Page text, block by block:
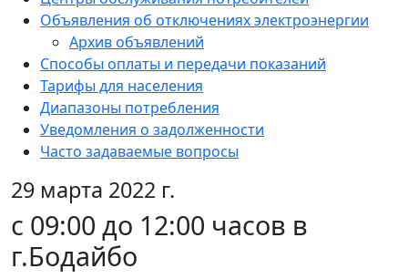
Объявления об отключениях электроэнергии
Архив объявлений
Способы оплаты и передачи показаний
Тарифы для населения
Диапазоны потребления
Уведомления о задолженности
Часто задаваемые вопросы
29 марта 2022 г.
c 09:00 до 12:00 часов в
г.Бодайбо